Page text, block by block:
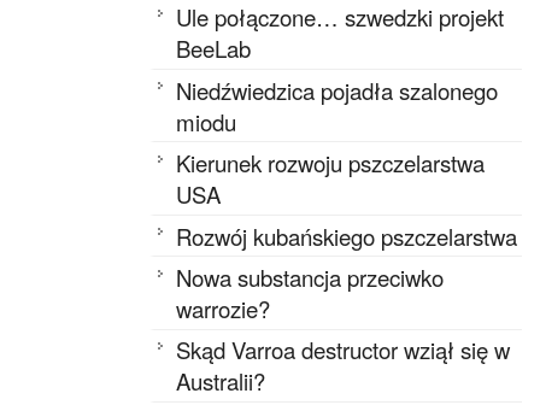
Ule połączone… szwedzki projekt
BeeLab
Niedźwiedzica pojadła szalonego
miodu
Kierunek rozwoju pszczelarstwa
USA
Rozwój kubańskiego pszczelarstwa
Nowa substancja przeciwko
warrozie?
Skąd Varroa destructor wziął się w
Australii?